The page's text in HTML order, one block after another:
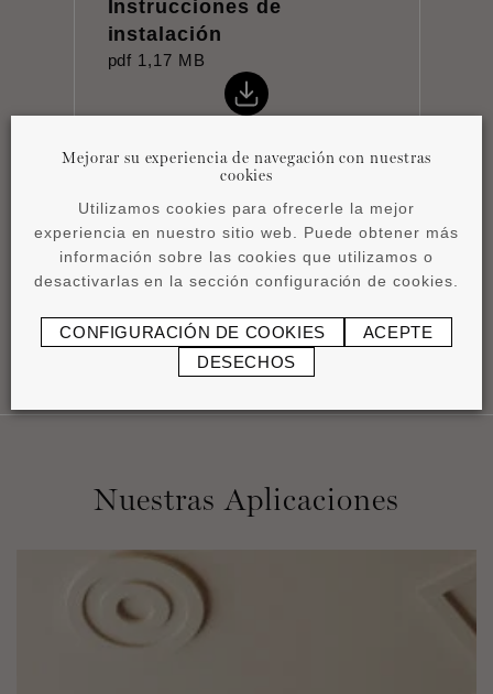
Instrucciones de
instalación
pdf 1,17 MB
Product overview
pdf 4,15 MB
Nuestras Aplicaciones
Mejorar su experiencia de navegación con nuestras
cookies
Utilizamos cookies para ofrecerle la mejor
experiencia en nuestro sitio web. Puede obtener más
información sobre las cookies que utilizamos o
desactivarlas en la sección configuración de cookies.
CONFIGURACIÓN DE COOKIES
ACEPTE
DESECHOS